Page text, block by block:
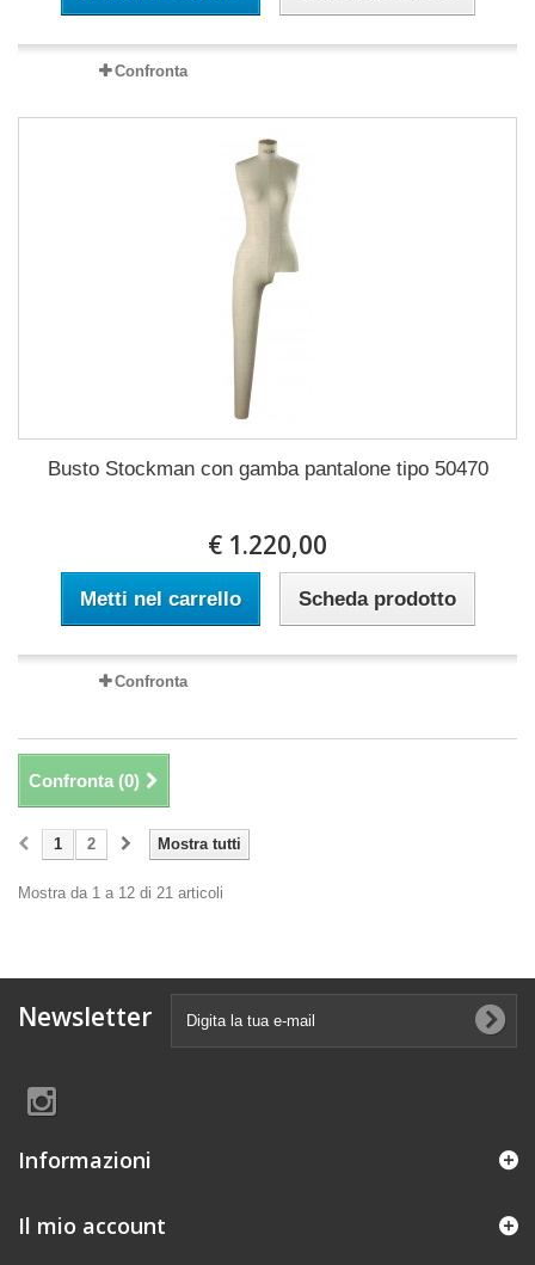
Confronta
Busto Stockman con gamba pantalone tipo 50470
€ 1.220,00
Metti nel carrello Scheda prodotto
Confronta
Confronta (0)
Mostra tutti
1 2
Mostra da 1 a 12 di 21 articoli
Newsletter
Informazioni
Il mio account